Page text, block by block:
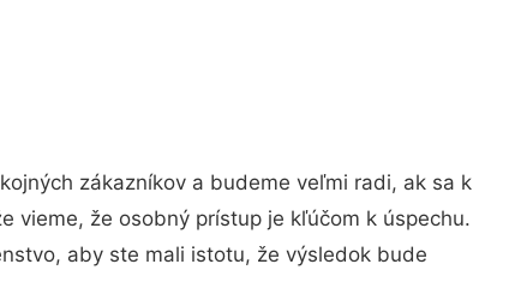
zákazníkov a budeme veľmi radi, ak sa k
vieme, že osobný prístup je kľúčom k úspechu.
aby ste mali istotu, že výsledok bude